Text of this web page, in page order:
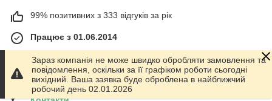
99% позитивних з 333 відгуків за рік
Працює з 01.06.2014
м. Харків
График работы 10.00-17.00. Суббота - Воскресенье
выходной!, Харків, Україна
Зараз компанія не може швидко обробляти замовлення та
повідомлення, оскільки за її графіком роботи сьогодні
вихідний. Ваша заявка буде оброблена в найближчий
робочий день 02.01.2026